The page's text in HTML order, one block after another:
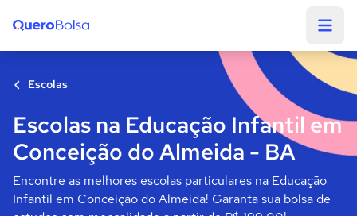
Escolas
Escolas na Educação Infantil em
Conceição do Almeida - BA
Encontre as melhores escolas particulares na Educação
Infantil em Conceição do Almeida! Garanta sua bolsa de